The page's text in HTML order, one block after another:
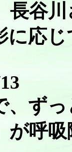
長谷
に応
、ず
が呼